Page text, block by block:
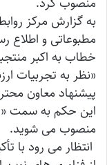
به گزارش مرکز
مطبوعاتی و
خطاب به اکبر
«نظر به تجربیات
پیشنهاد معاون
این حکم به سمت
منصوب می شوید.
انتظار می رود با